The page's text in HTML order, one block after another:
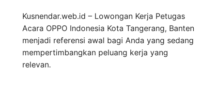
Kusnendar.web.id – Lowongan Kerja Petugas
Acara OPPO Indonesia Kota Tangerang, Banten
menjadi referensi awal bagi Anda yang sedang
mempertimbangkan peluang kerja yang
relevan.